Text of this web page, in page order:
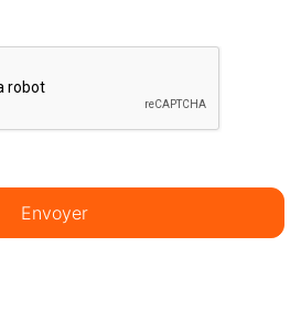
Envoyer